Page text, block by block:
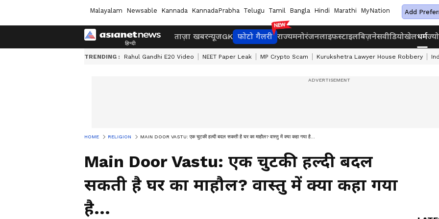
Malayalam Newsable Kannada KannadaPrabha Telugu Tamil Bangla Hindi Marathi MyNation Add
ताज़ा खबरन्यूजGK फोटो गैलरी राज्यमनोरंजनलाइफस्टाइलबिज़नेसवीडियोखेलधर्म
TRENDING : Rahul Gandhi E20 Video NEET Paper Leak MP Crypto Scam Kurukshetra Lawyer House Robbery
HOME RELIGION MAIN DOOR VASTU: एक चुटकी हल्दी बदल सकती है घर का माहौल? वास्तु में क्या कहा गया है...
Main Door Vastu: एक चुटकी हल्दी बदल
सकती है घर का माहौल? वास्तु में क्या कहा गया
है...